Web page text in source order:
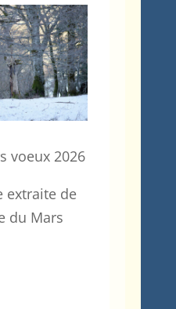
voeux 2026
extraite de
du Mars